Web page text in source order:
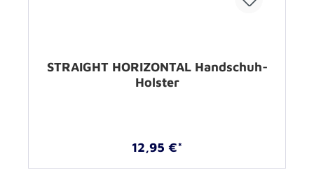
STRAIGHT HORIZONTAL Handschuh-
Holster
12,95 €*